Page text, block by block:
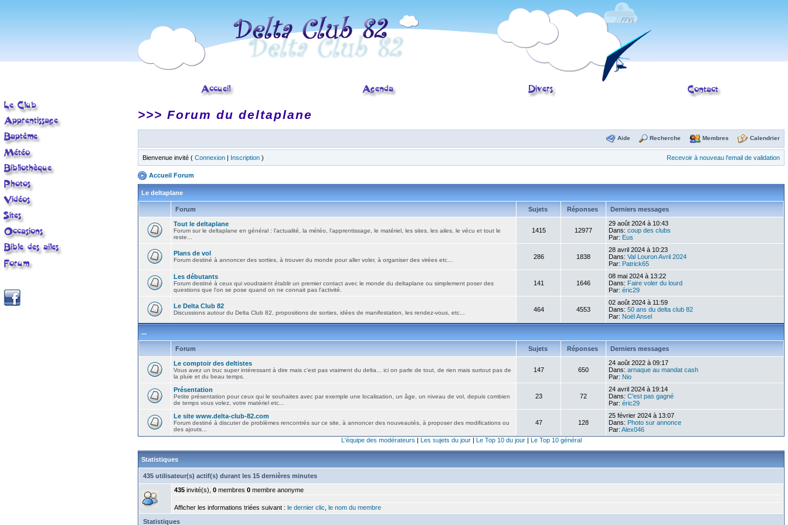
>>> Forum du deltaplane
Aide Recherche Membres Calendrier
Bienvenue invité ( Connexion | Inscription ) Recevoir à nouveau l'email de validation
Accueil Forum
Le deltaplane
Forum Sujets Réponses Derniers messages
Tout le deltaplane
Forum sur le deltaplane en général : l'actualité, la météo, l'apprentissage, le matériel, les sites, les ailes, le vécu et tout le
reste...
1415 12977
29 août 2024 à 10:43
Dans: coup des clubs
Par: Eus
Plans de vol
Forum destiné à annoncer des sorties, à trouver du monde pour aller voler, à organiser des virées etc... 286 1838
28 avril 2024 à 10:23
Dans: Val Louron Avril 2024
Par: Patrick65
Les débutants
Forum destiné à ceux qui voudraient établir un premier contact avec le monde du deltaplane ou simplement poser des
questions que l'on se pose quand on ne connait pas l'activité.
141 1646
08 mai 2024 à 13:22
Dans: Faire voler du lourd
Par: éric29
Le Delta Club 82
Discussions autour du Delta Club 82, propositions de sorties, idées de manifestation, les rendez-vous, etc... 464 4553
02 août 2024 à 11:59
Dans: 50 ans du delta club 82
Par: Noël Ansel
...
Forum Sujets Réponses Derniers messages
Le comptoir des deltistes
Vous avez un truc super intéressant à dire mais c'est pas vraiment du delta... ici on parle de tout, de rien mais surtout pas de
la pluie et du beau temps.
147 650
24 août 2022 à 09:17
Dans: arnaque au mandat cash
Par: Nio
Présentation
Petite présentation pour ceux qui le souhaites avec par exemple une localisation, un âge, un niveau de vol, depuis combien
de temps vous volez, votre matériel etc...
23 72
24 avril 2024 à 19:14
Dans: C'est pas gagné
Par: éric29
Le site www.delta-club-82.com
Forum destiné à discuter de problèmes rencontrés sur ce site, à annoncer des nouveautés, à proposer des modifications ou
des ajouts...
47 128
25 février 2024 à 13:07
Dans: Photo sur annonce
Par: Alex046
L'équipe des modérateurs | Les sujets du jour| Le Top 10 du jour| Le Top 10 général
Statistiques
435 utilisateur(s) actif(s) durant les 15 dernières minutes
435 invité(s), 0 membres 0 membre anonyme
Afficher les informations triées suivant : le dernier clic le nom du membre
Statistiques